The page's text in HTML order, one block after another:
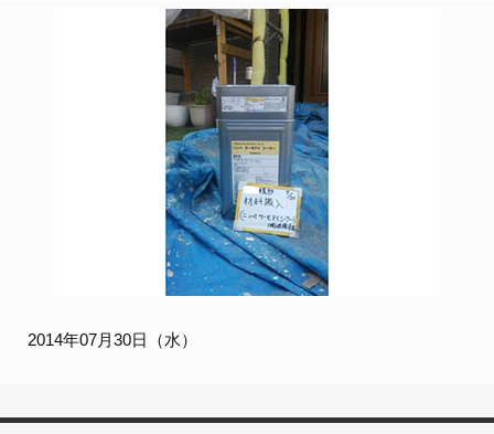
2014年07月30日（水）